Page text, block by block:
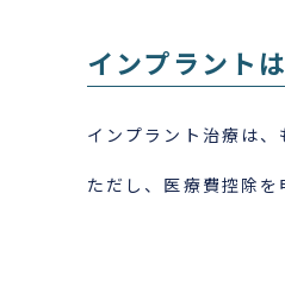
インプラント
インプラント治療は、
ただし、医療費控除